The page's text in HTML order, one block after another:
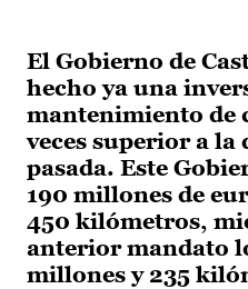
El Gobierno de
hecho ya una
mantenimiento de
veces superior a la
pasada. Este
190 millones de
450 kilómetros,
anterior mandato
millones y 235